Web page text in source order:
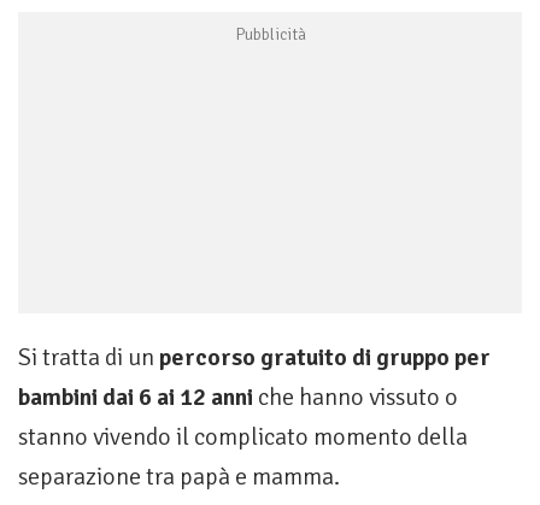
Si tratta di un percorso gratuito di gruppo per
bambini dai 6 ai 12 anni che hanno vissuto o
stanno vivendo il complicato momento della
separazione tra papà e mamma.